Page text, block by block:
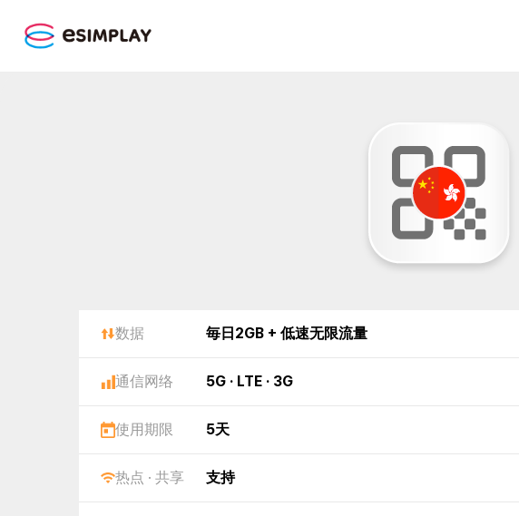
数据 毎日2GB + 低速无限流量
通信网络 5G · LTE · 3G
使用期限 5天
热点 · 共享 支持